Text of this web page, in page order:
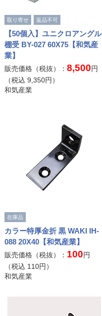
取り寄せ 返品不可
【50個入】ユニクロアングル
棚受 BY-027 60X75【和気産
業】
販売価格（税抜）： 8,500円
（税込 9,350円）
和気産業
在庫品
カラー特厚金折 黒 WAKI IH-
088 20X40【和気産業】
販売価格（税抜）： 100円
（税込 110円）
和気産業